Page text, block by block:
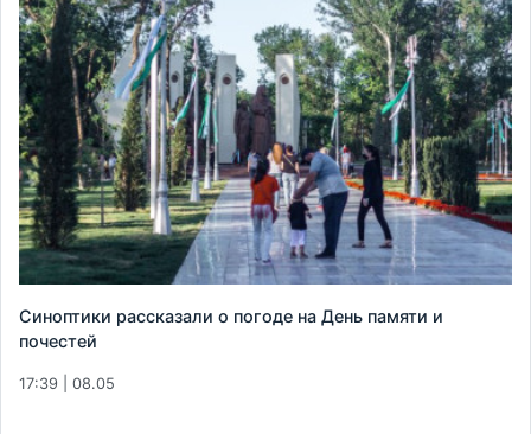
Синоптики рассказали о погоде на День памяти и
почестей
17:39 | 08.05